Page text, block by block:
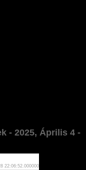
- 2025, Április 4 -
22:06:52.000000